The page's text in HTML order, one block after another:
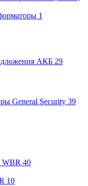
1
АКБ 29
General Security 39
WBR 40
10